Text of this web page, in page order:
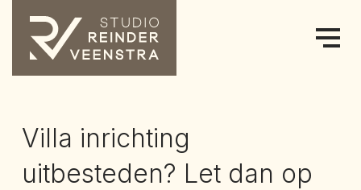
Villa inrichting
uitbesteden? Let dan op